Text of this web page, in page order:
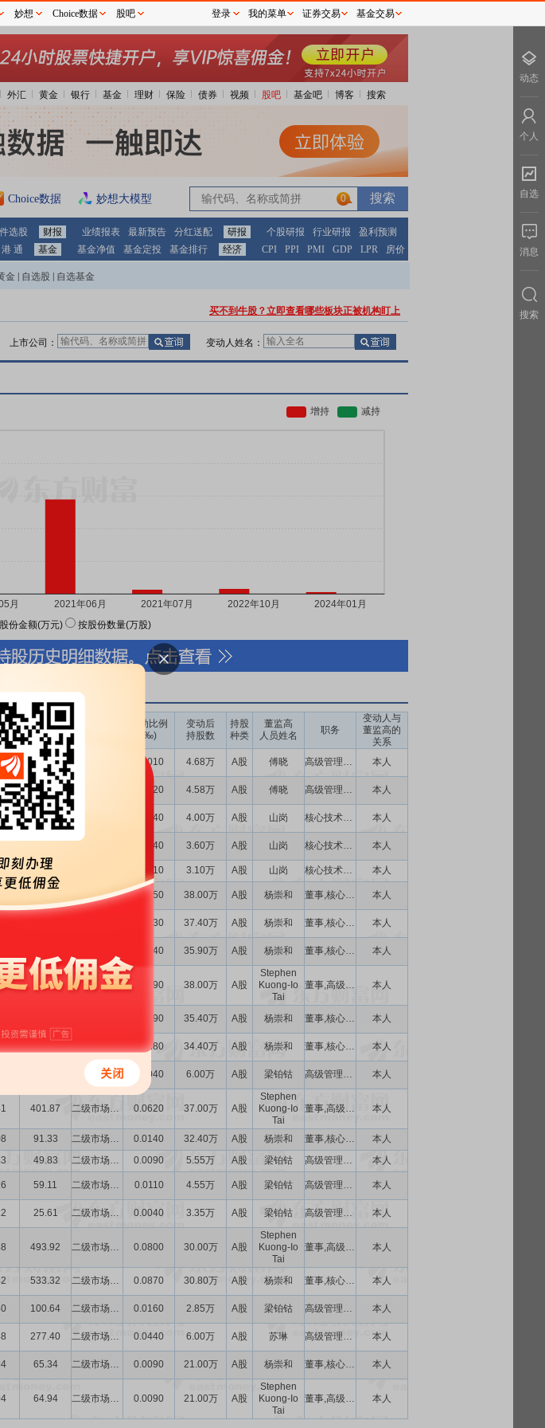
外汇 黄金 银行 基金 理财 保险 债券 视频 股吧 基金吧 博客 搜索
Choice数据 妙想大模型 0
选股 财报 业绩报表 最新预告 分红送配 研报 个股研报 行业研报
盈利预测
通 基金 基金净值 基金定投 基金排行 经济 CPI PPI PMI GDP LPR 房价
金 自选股 自选基金
买不到牛股？立即查看哪些板块正被机构盯上
变动人姓名：
上市公司：
份金额(万元) 按股份数量(万股)
变动金额
(万)
变动比例
(‰)
变动后
持股数
持股
种类
董监高
人员姓名
职务
变动人与
董监高的
关系
4.75 0.0010 4.68万 A股 傅晓 高级管理人员
本人
9.88 0.0020 4.58万 A股 傅晓 高级管理人员
本人
17.96 0.0040 4.00万 A股 山岗 核心技术人员
本人
0.0040 3.60万 A股 山岗 核心技术人员 本人
4.26 0.0010 3.10万 A股 山岗 核心技术人员
本人
二级市场买卖 0.0050 38.00万 A股 杨崇和 董事,核心技术人员
本人
0.0130 37.40万 A股 杨崇和 董事,核心技术人员
本人
0.0040 35.90万 A股 杨崇和 董事,核心技术人员 本人
55.10 二级市场买卖 0.0090 38.00万 A股
Stephen
Kuong-Io
Tai
董事,高级管理人员 本人
0.0090 35.40万 A股 杨崇和 董事,核心技术人员
本人
112.90 二级市场买卖 0.0180 34.40万 A股 杨崇和 董事,核心技术人员
本人
二级市场买卖 0.0040 6.00万 A股 梁铂钴 高级管理人员 本人
401.87 二级市场买卖 0.0620 37.00万 A股
Stephen
Kuong-Io
Tai
董事,高级管理人员 本人
91.33 二级市场买卖 0.0140 32.40万 A股 杨崇和 董事,核心技术人员
本人
49.83 二级市场买卖 0.0090 5.55万 A股 梁铂钴 高级管理人员
本人
59.11 二级市场买卖 0.0110 4.55万 A股 梁铂钴 高级管理人员
本人
25.61 二级市场买卖 0.0040 3.35万 A股 梁铂钴 高级管理人员 本人
493.92 二级市场买卖 0.0800 30.00万 A股
Stephen
Kuong-Io
Tai
董事,高级管理人员 本人
533.32 二级市场买卖 0.0870 30.80万 A股 杨崇和 董事,核心技术人员
本人
100.64 二级市场买卖 0.0160 2.85万 A股 梁铂钴 高级管理人员
本人
277.40 二级市场买卖 0.0440 6.00万 A股 苏琳 高级管理人员
本人
65.34 二级市场买卖 0.0090 21.00万 A股 杨崇和 董事,核心技术人员 本人
64.94 二级市场买卖 0.0090 21.00万 A股
Stephen
Kuong-Io
Tai
董事,高级管理人员 本人
妙想 Choice数据 股吧 登录 我的菜单 证券交易 基金交易
动态
个人
自选
消息
搜索